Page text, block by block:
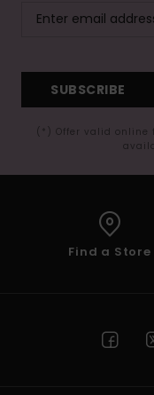
SUBSCRIBE
(*) Offer valid online
Find a Store